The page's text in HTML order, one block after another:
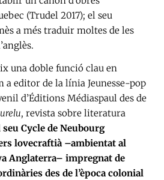
(Trudel 2017); el seu
a més traduir moltes de les
una doble funció clau en
a editor de la línia Jeunesse-pop
d’Éditions Médiaspaul des de
, revista sobre literatura
seu Cycle de Neubourg
lovecraftià –ambientat al
Anglaterra– impregnat de
des de l’època colonial